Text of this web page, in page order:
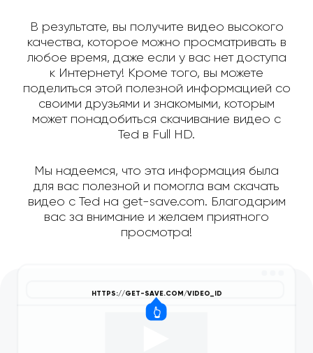
В результате, вы получите видео высокого
качества, которое можно просматривать в
любое время, даже если у вас нет доступа
к Интернету! Кроме того, вы можете
поделиться этой полезной информацией со
своими друзьями и знакомыми, которым
может понадобиться скачивание видео с
Ted в Full HD.
Мы надеемся, что эта информация была
для вас полезной и помогла вам скачать
видео с Ted на get-save.com. Благодарим
вас за внимание и желаем приятного
просмотра!